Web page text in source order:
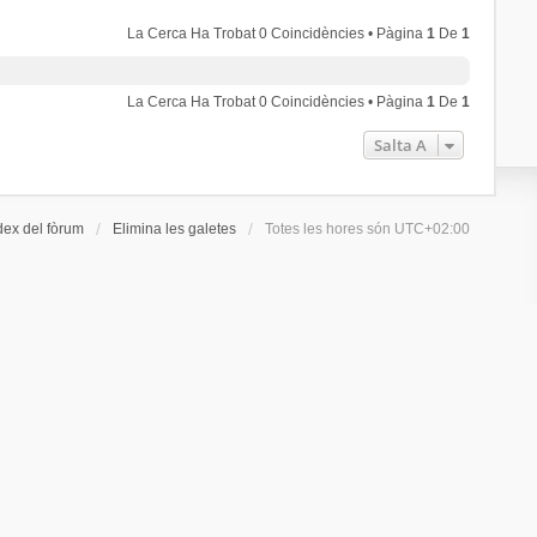
La Cerca Ha Trobat 0 Coincidències • Pàgina1 De1
La Cerca Ha Trobat 0 Coincidències • Pàgina1 De1
Salta A
del fòrum Elimina les galetes Totes les hores són UTC+02:00